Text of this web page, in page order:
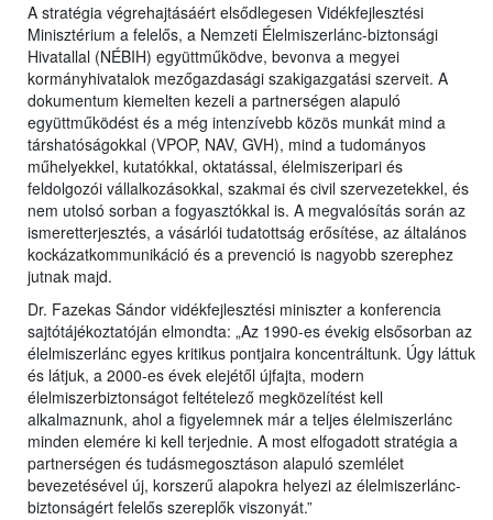
A stratégia végrehajtásáért elsődlegesen Vidékfejlesztési
Minisztérium a felelős, a Nemzeti Élelmiszerlánc-biztonsági
Hivatallal (NÉBIH) együttműködve, bevonva a megyei
kormányhivatalok mezőgazdasági szakigazgatási szerveit. A
dokumentum kiemelten kezeli a partnerségen alapuló
együttműködést és a még intenzívebb közös munkát mind a
társhatóságokkal (VPOP, NAV, GVH), mind a tudományos
műhelyekkel, kutatókkal, oktatással, élelmiszeripari és
feldolgozói vállalkozásokkal, szakmai és civil szervezetekkel, és
nem utolsó sorban a fogyasztókkal is. A megvalósítás során az
ismeretterjesztés, a vásárlói tudatottság erősítése, az általános
kockázatkommunikáció és a prevenció is nagyobb szerephez
jutnak majd.
Dr. Fazekas Sándor vidékfejlesztési miniszter a konferencia
sajtótájékoztatóján elmondta: „Az 1990-es évekig elsősorban az
élelmiszerlánc egyes kritikus pontjaira koncentráltunk. Úgy láttuk
és látjuk, a 2000-es évek elejétől újfajta, modern
élelmiszerbiztonságot feltételező megközelítést kell
alkalmaznunk, ahol a figyelemnek már a teljes élelmiszerlánc
minden elemére ki kell terjednie. A most elfogadott stratégia a
partnerségen és tudásmegosztáson alapuló szemlélet
bevezetésével új, korszerű alapokra helyezi az élelmiszerlánc-
biztonságért felelős szereplők viszonyát.”